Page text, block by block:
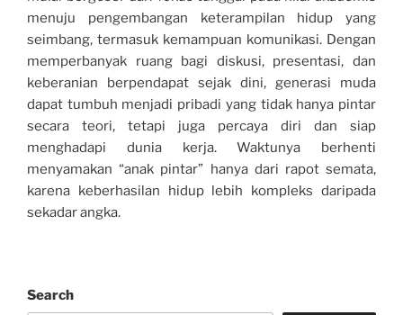
menuju pengembangan keterampilan hidup yang
seimbang, termasuk kemampuan komunikasi. Dengan
memperbanyak ruang bagi diskusi, presentasi, dan
keberanian berpendapat sejak dini, generasi muda
dapat tumbuh menjadi pribadi yang tidak hanya pintar
secara teori, tetapi juga percaya diri dan siap
menghadapi dunia kerja. Waktunya berhenti
menyamakan “anak pintar” hanya dari rapot semata,
karena keberhasilan hidup lebih kompleks daripada
sekadar angka.
Search